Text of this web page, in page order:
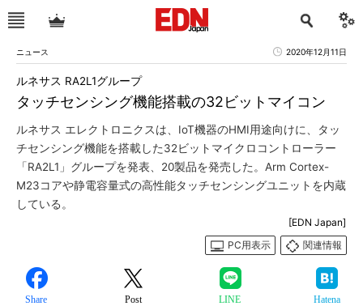
ニュース 2020年12月11日
タッチセンシング機能搭載の32ビットマイコン
ルネサス RA2L1グループ
ルネサス エレクトロニクスは、IoT機器のHMI用途向けに、タッ
チセンシング機能を搭載した32ビットマイクロコントローラー
「RA2L1」グループを発表、20製品を発売した。Arm Cortex-
M23コアや静電容量式の高性能タッチセンシングユニットを内蔵
している。
[EDN Japan]
PC用表示
関連情報
Share Post LINE Hatena